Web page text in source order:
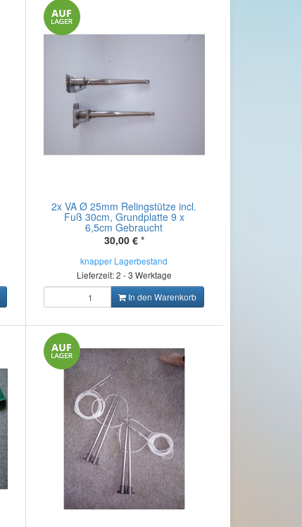
2x VA Ø 25mm Relingstütze incl.
Fuß 30cm, Grundplatte 9 x
6,5cm Gebraucht
30,00 € *
knapper Lagerbestand
Lieferzeit: 2 - 3 Werktage
In den Warenkorb